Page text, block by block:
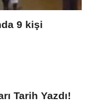
9 kişi
Tarih Yazdı!